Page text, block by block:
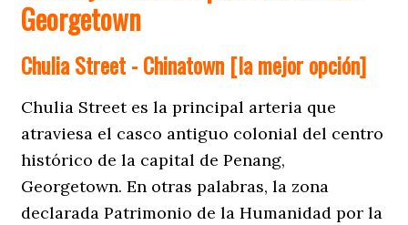
Georgetown
Chulia Street - Chinatown [la mejor opción]
Chulia Street es la principal arteria que
atraviesa el casco antiguo colonial del centro
histórico de la capital de Penang,
Georgetown. En otras palabras, la zona
declarada Patrimonio de la Humanidad por la